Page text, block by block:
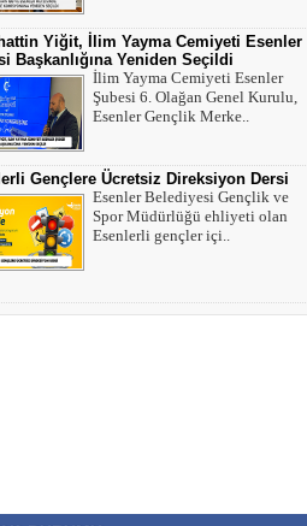
AV. SEDAT İLBEGİ
YENİ PARTİ (Seçilmişlerin Mahvına,
Statükonun Devamına…)
HAMZA BALCI
"DİRİ DİRİ TOPRAĞA GÖMÜLEN
KIZA,HANGİ GÜNAHTAN ÖTÜRÜ
ÖLDÜRÜLDÜĞÜ SORULDUĞU
ZAMAN..." (TEKVİR, 8-9)
Uğur Çoban
Yiğit, İlim Yayma Cemiyeti Esenler
Başkanlığına Yeniden Seçildi
İlim Yayma Cemiyeti Esenler
Şubesi 6. Olağan Genel Kurulu,
Esenler Gençlik Merke..
Gençlere Ücretsiz Direksiyon Dersi
Esenler Belediyesi Gençlik ve
Spor Müdürlüğü ehliyeti olan
Esenlerli gençler içi..